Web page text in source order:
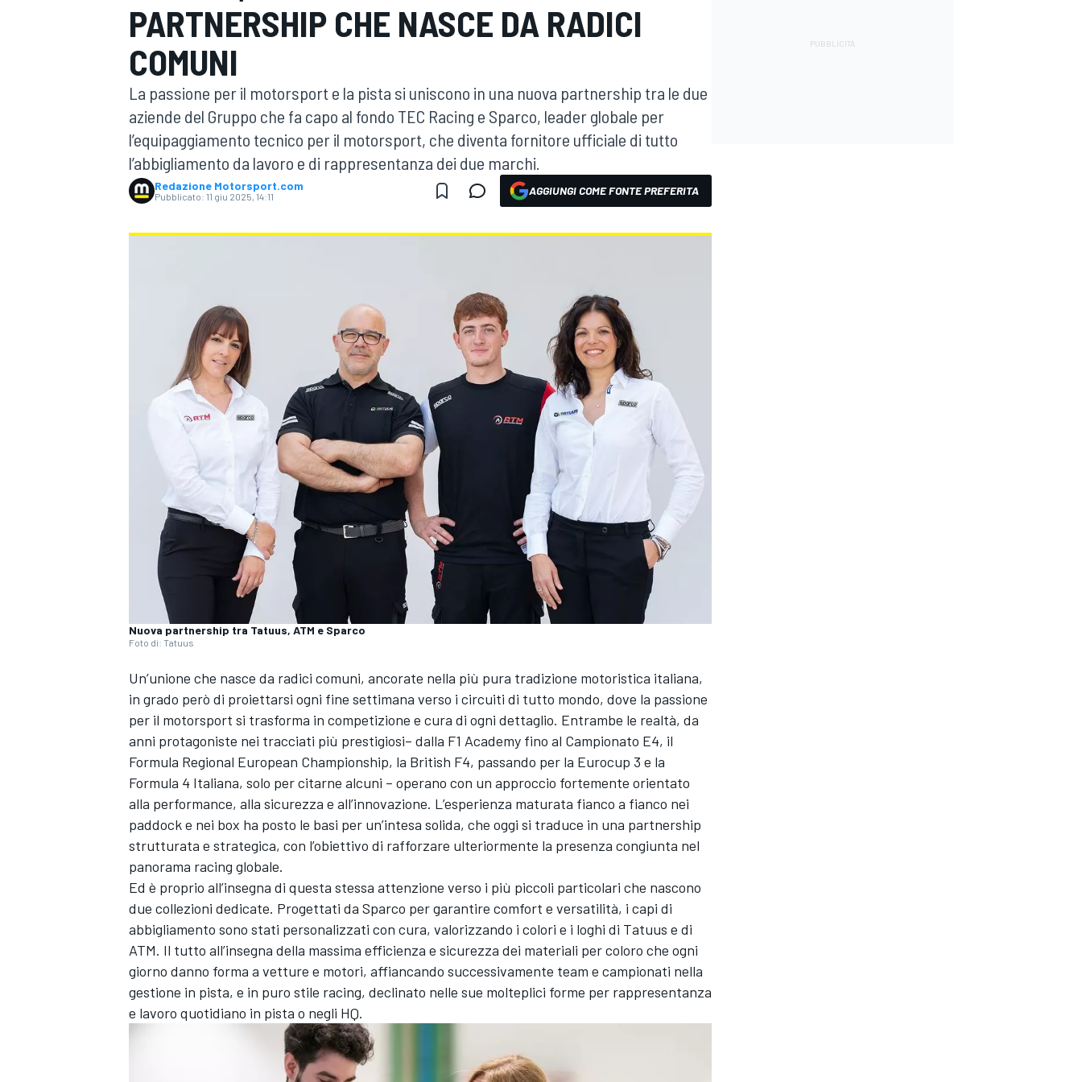
MOTOGP WEC
WRC
MONOPOSTO
PARTNERSHIP CHE NASCE DA RADICI
COMUNI
La passione per il motorsport e la pista si uniscono in una nuova partnership tra le due
aziende del Gruppo che fa capo al fondo TEC Racing e Sparco, leader globale per
l’equipaggiamento tecnico per il motorsport, che diventa fornitore ufficiale di tutto
l’abbigliamento da lavoro e di rappresentanza dei due marchi.
Redazione Motorsport.com
Pubblicato: 11 giu 2025, 14:11 AGGIUNGI COME FONTE PREFERITA
Nuova partnership tra Tatuus, ATM e Sparco
Foto di: Tatuus
Un’unione che nasce da radici comuni, ancorate nella più pura tradizione motoristica italiana,
in grado però di proiettarsi ogni fine settimana verso i circuiti di tutto mondo, dove la passione
per il motorsport si trasforma in competizione e cura di ogni dettaglio. Entrambe le realtà, da
anni protagoniste nei tracciati più prestigiosi– dalla F1 Academy fino al Campionato E4, il
Formula Regional European Championship, la British F4, passando per la Eurocup 3 e la
Formula 4 Italiana, solo per citarne alcuni – operano con un approccio fortemente orientato
alla performance, alla sicurezza e all’innovazione. L’esperienza maturata fianco a fianco nei
paddock e nei box ha posto le basi per un’intesa solida, che oggi si traduce in una partnership
strutturata e strategica, con l’obiettivo di rafforzare ulteriormente la presenza congiunta nel
panorama racing globale.
Ed è proprio all’insegna di questa stessa attenzione verso i più piccoli particolari che nascono
due collezioni dedicate. Progettati da Sparco per garantire comfort e versatilità, i capi di
abbigliamento sono stati personalizzati con cura, valorizzando i colori e i loghi di Tatuus e di
ATM. Il tutto all’insegna della massima efficienza e sicurezza dei materiali per coloro che ogni
giorno danno forma a vetture e motori, affiancando successivamente team e campionati nella
gestione in pista, e in puro stile racing, declinato nelle sue molteplici forme per rappresentanza
e lavoro quotidiano in pista o negli HQ.